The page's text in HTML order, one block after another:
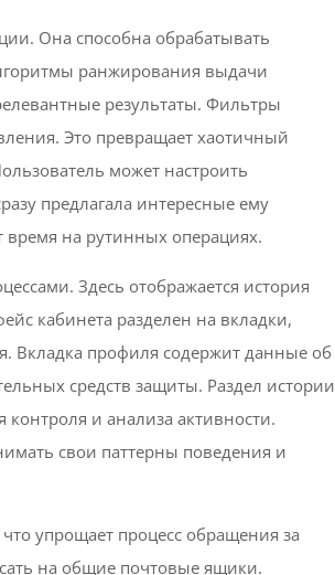
Она способна обрабатывать
ранжирования выдачи
результаты. Фильтры
Это превращает хаотичный
может настроить
предлагала интересные ему
на рутинных операциях.
Здесь отображается история
кабинета разделен на вкладки,
Вкладка профиля содержит данные об
средств защиты. Раздел истории
и анализа активности.
свои паттерны поведения и
упрощает процесс обращения за
на общие почтовые ящики.